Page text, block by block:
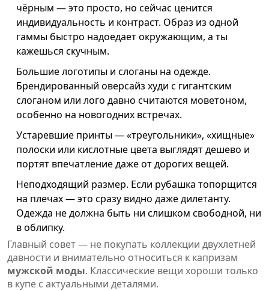
чёрным — это просто, но сейчас ценится
индивидуальность и контраст. Образ из одной
гаммы быстро надоедает окружающим, а ты
кажешься скучным.
Большие логотипы и слоганы на одежде.
Брендированный оверсайз худи с гигантским
слоганом или лого давно считаются моветоном,
особенно на новогодних встречах.
Устаревшие принты — «треугольники», «хищные»
полоски или кислотные цвета выглядят дешево и
портят впечатление даже от дорогих вещей.
Неподходящий размер. Если рубашка топорщится
на плечах — это сразу видно даже дилетанту.
Одежда не должна быть ни слишком свободной, ни
в облипку.
Главный совет — не покупать коллекции двухлетней
давности и внимательно относиться к капризам
мужской моды. Классические вещи хороши только
в купе с актуальными деталями.